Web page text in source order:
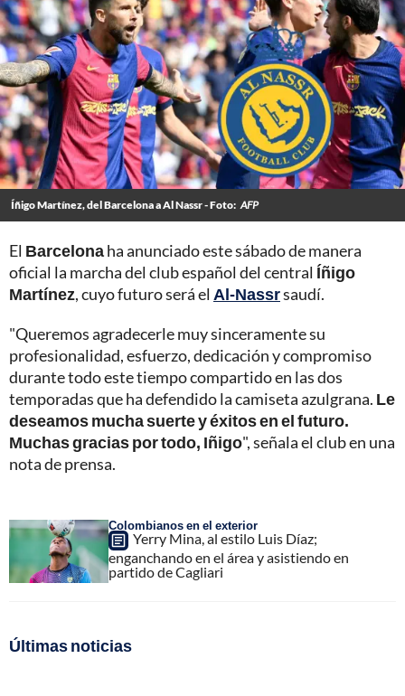
Íñigo Martínez, del Barcelona a Al Nassr - Foto: AFP
El Barcelonaha anunciado este sábado de manera
oficial la marcha del club español del central Íñigo
Martínez, cuyo futuro será el Al-Nassrsaudí.
"Queremos agradecerle muy sinceramente su
profesionalidad, esfuerzo, dedicación y compromiso
durante todo este tiempo compartido en las dos
temporadas que ha defendido la camiseta azulgrana. Le
deseamos mucha suerte y éxitos en el futuro.
Muchas gracias por todo, Iñigo", señala el club en una
nota de prensa.
Colombianos en el exterior
Yerry Mina, al estilo Luis Díaz;
enganchando en el área y asistiendo en
partido de Cagliari
Últimas noticias